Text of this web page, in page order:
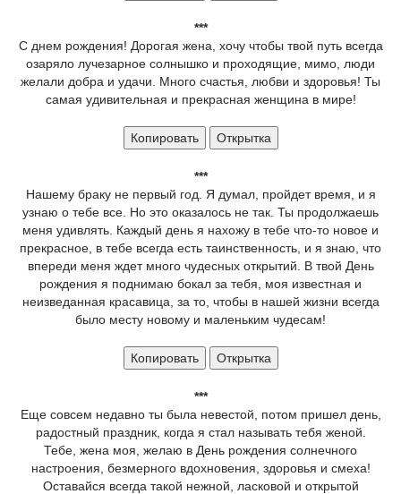
***
С днем рождения! Дорогая жена, хочу чтобы твой путь всегда
озаряло лучезарное солнышко и проходящие, мимо, люди
желали добра и удачи. Много счастья, любви и здоровья! Ты
самая удивительная и прекрасная женщина в мире!
Копировать Открытка
***
Нашему браку не первый год. Я думал, пройдет время, и я
узнаю о тебе все. Но это оказалось не так. Ты продолжаешь
меня удивлять. Каждый день я нахожу в тебе что-то новое и
прекрасное, в тебе всегда есть таинственность, и я знаю, что
впереди меня ждет много чудесных открытий. В твой День
рождения я поднимаю бокал за тебя, моя известная и
неизведанная красавица, за то, чтобы в нашей жизни всегда
было месту новому и маленьким чудесам!
Копировать Открытка
***
Еще совсем недавно ты была невестой, потом пришел день,
радостный праздник, когда я стал называть тебя женой.
Тебе, жена моя, желаю в День рождения солнечного
настроения, безмерного вдохновения, здоровья и смеха!
Оставайся всегда такой нежной, ласковой и открытой